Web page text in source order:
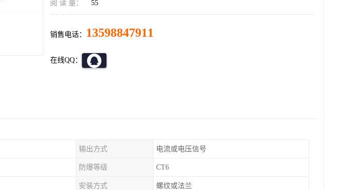
阅 读 量： 55
销售电话： 13598847911
在线QQ：
输出方式 电流或电压信号
防爆等级 CT6
安装方式 螺纹或法兰